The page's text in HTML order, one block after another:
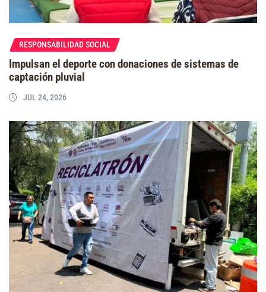
RESPONSABILIDAD SOCIAL
Impulsan el deporte con donaciones de sistemas de
captación pluvial
JUL 24, 2026